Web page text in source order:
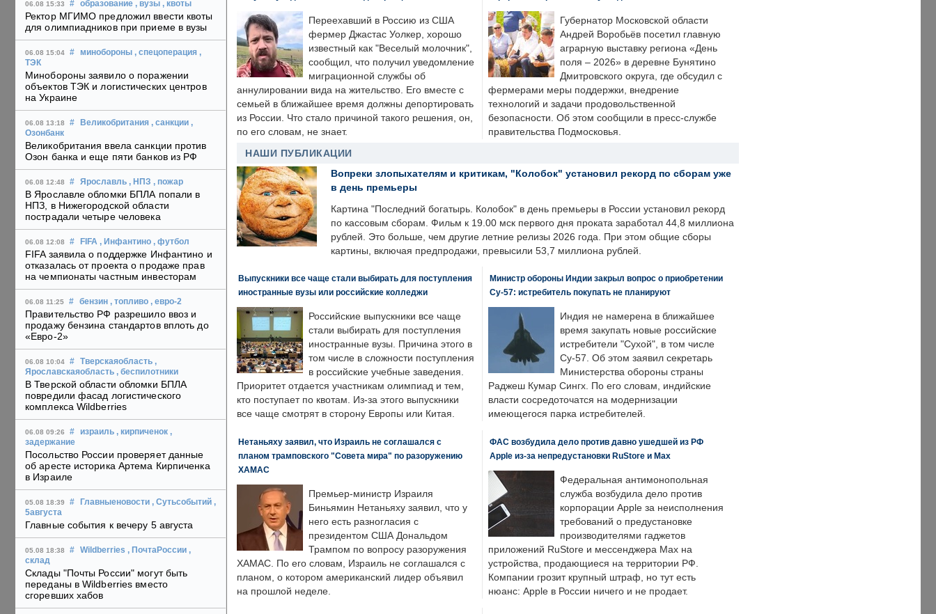
06.08 15:33 # образование , вузы , квоты
Ректор МГИМО предложил ввести квоты
для олимпиадников при приеме в вузы
06.08 15:04 # минобороны , спецоперация ,
ТЭК
Минобороны заявило о поражении
объектов ТЭК и логистических центров
на Украине
06.08 13:18 # Великобритания , санкции ,
Озонбанк
Великобритания ввела санкции против
Озон банка и еще пяти банков из РФ
06.08 12:48 # Ярославль , НПЗ , пожар
В Ярославле обломки БПЛА попали в
НПЗ, в Нижегородской области
пострадали четыре человека
06.08 12:08 # FIFA , Инфантино , футбол
FIFA заявила о поддержке Инфантино и
отказалась от проекта о продаже прав
на чемпионаты частным инвесторам
06.08 11:25 # бензин , топливо , евро-2
Правительство РФ разрешило ввоз и
продажу бензина стандартов вплоть до
«Евро-2»
06.08 10:04 # Тверскаяобласть ,
Ярославскаяобласть , беспилотники
В Тверской области обломки БПЛА
повредили фасад логистического
комплекса Wildberries
06.08 09:26 # израиль , кирпиченок ,
задержание
Посольство России проверяет данные
об аресте историка Артема Кирпиченка
в Израиле
05.08 18:39 # Главныеновости , Сутьсобытий ,
5августа
Главные события к вечеру 5 августа
05.08 18:38 # Wildberries , ПочтаРоссии ,
склад
Склады "Почты России" могут быть
переданы в Wildberries вместо
сгоревших хабов
Переехавший в Россию из США
фермер Джастас Уолкер, хорошо
известный как "Веселый молочник",
сообщил, что получил уведомление
миграционной службы об
аннулировании вида на жительство. Его вместе с
семьей в ближайшее время должны депортировать
из России. Что стало причиной такого решения, он,
по его словам, не знает.
Губернатор Московской области
Андрей Воробьёв посетил главную
аграрную выставку региона «День
поля – 2026» в деревне Бунятино
Дмитровского округа, где обсудил с
фермерами меры поддержки, внедрение
технологий и задачи продовольственной
безопасности. Об этом сообщили в пресс-службе
правительства Подмосковья.
НАШИ ПУБЛИКАЦИИ
Вопреки злопыхателям и критикам, "Колобок" установил рекорд по сборам уже
в день премьеры
Картина "Последний богатырь. Колобок" в день премьеры в России установил рекорд
по кассовым сборам. Фильм к 19.00 мск первого дня проката заработал 44,8 миллиона
рублей. Это больше, чем другие летние релизы 2026 года. При этом общие сборы
картины, включая предпродажи, превысили 53,7 миллиона рублей.
Выпускники все чаще стали выбирать для поступления
иностранные вузы или российские колледжи
Российские выпускники все чаще
стали выбирать для поступления
иностранные вузы. Причина этого в
том числе в сложности поступления
в российские учебные заведения.
Приоритет отдается участникам олимпиад и тем,
кто поступает по квотам. Из-за этого выпускники
все чаще смотрят в сторону Европы или Китая.
Министр обороны Индии закрыл вопрос о приобретении
Су-57: истребитель покупать не планируют
Индия не намерена в ближайшее
время закупать новые российские
истребители "Сухой", в том числе
Су-57. Об этом заявил секретарь
Министерства обороны страны
Раджеш Кумар Сингх. По его словам, индийские
власти сосредоточатся на модернизации
имеющегося парка истребителей.
Нетаньяху заявил, что Израиль не соглашался с
планом трамповского "Совета мира" по разоружению
ХАМАС
Премьер-министр Израиля
Биньямин Нетаньяху заявил, что у
него есть разногласия с
президентом США Дональдом
Трампом по вопросу разоружения
ХАМАС. По его словам, Израиль не соглашался с
планом, о котором американский лидер объявил
на прошлой неделе.
ФАС возбудила дело против давно ушедшей из РФ
Apple из-за непредустановки RuStore и Max
Федеральная антимонопольная
служба возбудила дело против
корпорации Apple за неисполнения
требований о предустановке
производителями гаджетов
приложений RuStore и мессенджера Max на
устройства, продающиеся на территории РФ.
Компании грозит крупный штраф, но тут есть
нюанс: Apple в России ничего и не продает.